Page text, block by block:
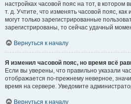
настройках часовой пояс на тот, в котором
т. д. Учтите, что изменять часовой пояс,
могут только зарегистрированные
зарегистрированы, то сейчас удачный
Вернуться к началу
Я изменил часовой пояс, но время всё
Если вы уверены, что правильно указали
отображается по-прежнему неверное,
время на сервере. Уведомите
Вернуться к началу